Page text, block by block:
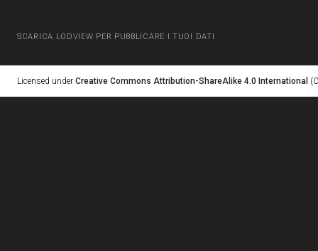
SCARICA LODVIEW PER PUBBLICARE I TUOI DATI
Licensed under Creative Commons Attribution-ShareAlike 4.0 International